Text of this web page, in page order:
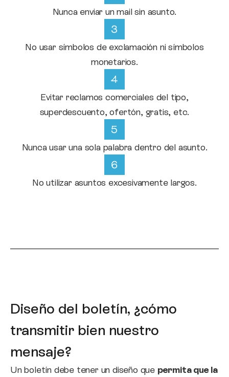
Nunca enviar un mail sin asunto.
No usar símbolos de exclamación ni símbolos
monetarios.
Evitar reclamos comerciales del tipo,
superdescuento, ofertón, gratis, etc.
Nunca usar una sola palabra dentro del asunto.
No utilizar asuntos excesivamente largos.
Diseño del boletín, ¿cómo
transmitir bien nuestro
mensaje?
Un boletín debe tener un diseño que permita que la